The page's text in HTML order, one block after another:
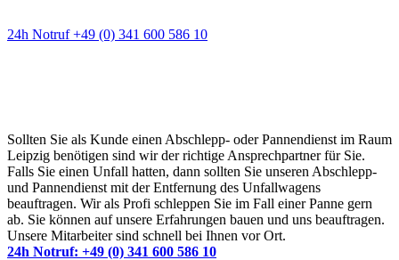
24h Notruf +49 (0) 341 600 586 10
Sollten Sie als Kunde einen Abschlepp- oder Pannendienst im Raum
Leipzig benötigen sind wir der richtige Ansprechpartner für Sie.
Falls Sie einen Unfall hatten, dann sollten Sie unseren Abschlepp-
und Pannendienst mit der Entfernung des Unfallwagens
beauftragen. Wir als Profi schleppen Sie im Fall einer Panne gern
ab. Sie können auf unsere Erfahrungen bauen und uns beauftragen.
Unsere Mitarbeiter sind schnell bei Ihnen vor Ort.
24h Notruf: +49 (0) 341 600 586 10